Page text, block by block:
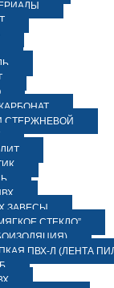
СТЕРЖНЕВОЙ
ЗАВЕСЫ
СТЕКЛО”
ПВХ-Л (ЛЕНТА